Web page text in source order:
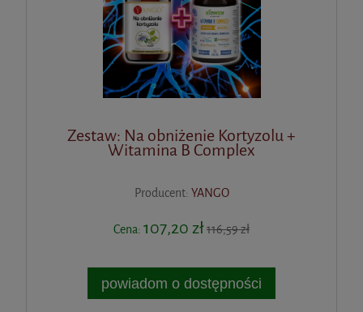
Zestaw: Na obniżenie Kortyzolu +
Witamina B Complex
Producent: YANGO
Cena: 107,20 zł116,59 zł
powiadom o dostępności